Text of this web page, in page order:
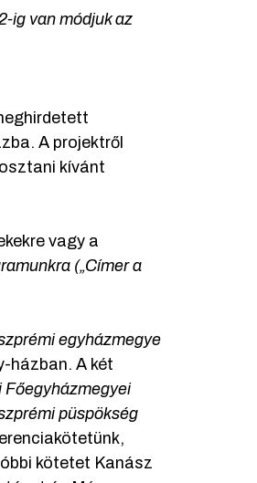
ig van módjuk az
A projektről
kívánt
vagy a
(„Címer a
egyházmegye
házban. A két
Főegyházmegyei
püspökség
kötetet Kanász